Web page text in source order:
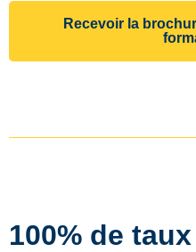
Recevoir la
100% de